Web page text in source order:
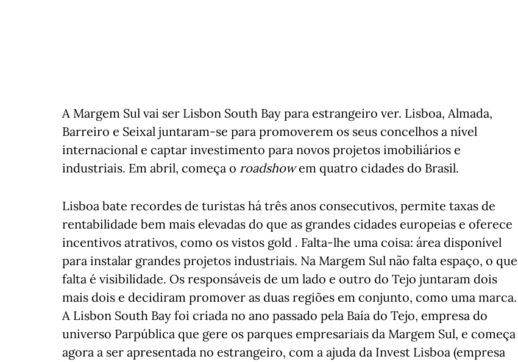
A Margem Sul vai ser Lisbon South Bay para estrangeiro ver. Lisboa, Almada,
Barreiro e Seixal juntaram-se para promoverem os seus concelhos a nível
internacional e captar investimento para novos projetos imobiliários e
industriais. Em abril, começa o roadshowem quatro cidades do Brasil.
Lisboa bate recordes de turistas há três anos consecutivos, permite taxas de
rentabilidade bem mais elevadas do que as grandes cidades europeias e oferece
incentivos atrativos, como os vistos gold . Falta-lhe uma coisa: área disponível
para instalar grandes projetos industriais. Na Margem Sul não falta espaço, o que
falta é visibilidade. Os responsáveis de um lado e outro do Tejo juntaram dois
mais dois e decidiram promover as duas regiões em conjunto, como uma marca.
A Lisbon South Bay foi criada no ano passado pela Baía do Tejo, empresa do
universo Parpública que gere os parques empresariais da Margem Sul, e começa
agora a ser apresentada no estrangeiro, com a ajuda da Invest Lisboa (empresa